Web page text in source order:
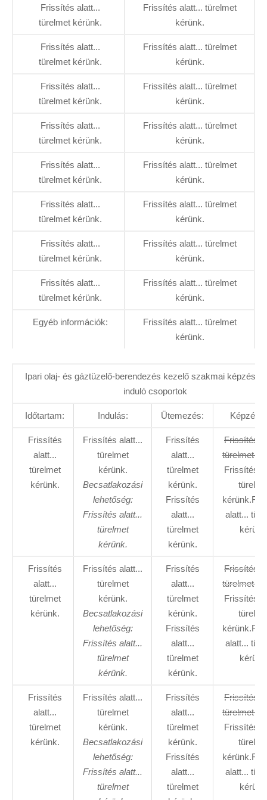
Frissítés alatt...
türelmet kérünk.
Frissítés alatt... türelmet
kérünk.
Frissítés alatt...
türelmet kérünk.
Frissítés alatt... türelmet
kérünk.
Frissítés alatt...
türelmet kérünk.
Frissítés alatt... türelmet
kérünk.
Frissítés alatt...
türelmet kérünk.
Frissítés alatt... türelmet
kérünk.
Frissítés alatt...
türelmet kérünk.
Frissítés alatt... türelmet
kérünk.
Frissítés alatt...
türelmet kérünk.
Frissítés alatt... türelmet
kérünk.
Frissítés alatt...
türelmet kérünk.
Frissítés alatt... türelmet
kérünk.
Frissítés alatt...
türelmet kérünk.
Frissítés alatt... türelmet
kérünk.
Egyéb információk:
Frissítés alatt... türelmet
kérünk.
Ipari olaj- és gáztüzelő-berendezés kezelő szakmai képzés –
induló csoportok
Időtartam: Indulás: Ütemezés: Képzés
Frissítés
alatt...
türelmet
kérünk.
Frissítés alatt...
türelmet
kérünk.
Becsatlakozási
lehetőség:
Frissítés alatt...
türelmet
kérünk.
Frissítés
alatt...
türelmet
kérünk.
Frissítés
alatt...
türelmet
kérünk.
Frissítés
türelmet
Frissítés
alatt...
Frissítés
alatt...
türelmet
kérünk.
Frissítés alatt...
türelmet
kérünk.
Becsatlakozási
lehetőség:
Frissítés alatt...
türelmet
kérünk.
Frissítés
alatt...
türelmet
kérünk.
Frissítés
alatt...
türelmet
kérünk.
Frissítés
türelmet
Frissítés
alatt...
Frissítés
alatt...
türelmet
kérünk.
Frissítés alatt...
türelmet
kérünk.
Becsatlakozási
lehetőség:
Frissítés alatt...
türelmet
Frissítés
alatt...
türelmet
kérünk.
Frissítés
alatt...
türelmet
Frissítés
türelmet
Frissítés
alatt...